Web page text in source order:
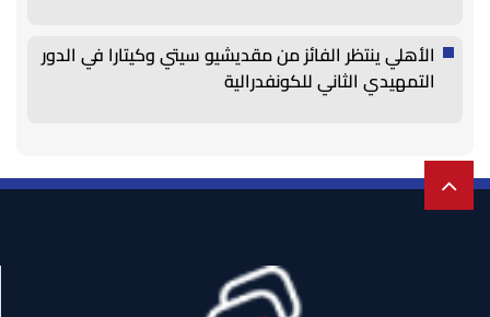
الأهلي ينتظر الفائز من مقديشيو سيتي وكيتارا في الدور
التمهيدي الثاني للكونفدرالية